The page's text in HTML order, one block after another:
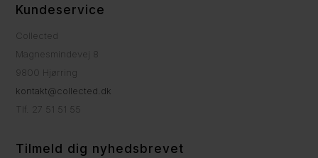
Kundeservice
Collected
Magnesmindevej 8
9800 Hjørring
kontakt@collected.dk
Tlf. 27 51 51 55
Tilmeld dig nyhedsbrevet